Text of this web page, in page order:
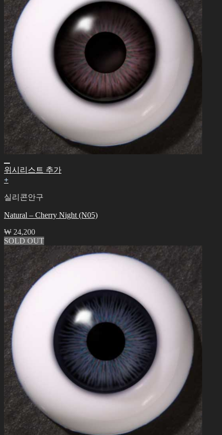
위시리스트 추가
+
실리콘안구
Natural – Cherry Night (N05)
₩ 24,200
SOLD OUT